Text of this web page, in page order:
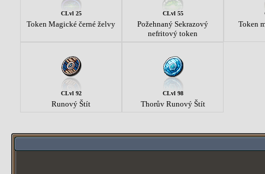
CLvl 25
Token Magické černé želvy
CLvl 55
Požehnaný Sekrazový
nefritový token
Token
CLvl 92
Runový Štít
CLvl 98
Thorův Runový Štít